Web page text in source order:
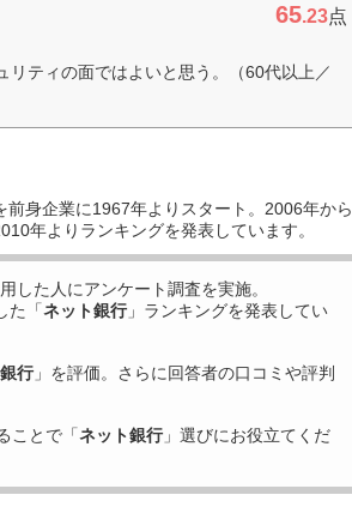
65.23点
ティの面ではよいと思う。（60代以上／
身企業に1967年よりスタート。2006年から
年よりランキングを発表しています。
した 人にアンケート調査を実施。
た「ネット銀行」ランキングを発表してい
行」を評価。さらに回答者の口コミや評判
ことで「ネット銀行」選びにお役立てくだ